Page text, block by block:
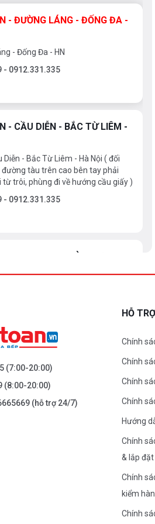
lực
- ĐƯỜNG LÁNG - ĐỐNG ĐA -
- Đống Đa - HN
- 0912.331.335
- CẦU DIỄN - BẮC TỪ LIÊM -
Diễn - Bắc Từ Liêm - Hà Nội ( đối
đường tàu trên cao bên tay phải
trôi, phùng đi về hướng cầu giấy )
- 0912.331.335
- ĐẠI LA - HAI BÀ TRƯNG -
- NGUYỄN TRÃI - THANH
(7:00-20:00)
(8:00-20:00)
(hỗ trợ 24/7)
HỖ
Chính
Chính
Chính
Chính
Hướng
Chính
& lắp đặt
Chính
kiểm
Chính